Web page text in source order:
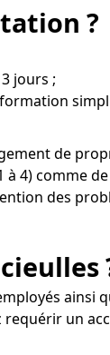
?
jours ;
de
4) comme
des
un